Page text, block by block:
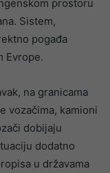
prostoru
Sistem,
pogađa
Evrope.
na granicama
vozačima, kamioni
dobijaju
dodatno
u državama